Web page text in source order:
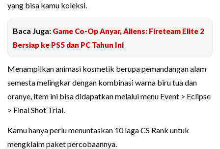
yang bisa kamu koleksi.
Baca Juga: Game Co-Op Anyar, Aliens: Fireteam Elite 2
Bersiap ke PS5 dan PC Tahun Ini
Menampilkan animasi kosmetik berupa pemandangan alam
semesta melingkar dengan kombinasi warna biru tua dan
oranye, item ini bisa didapatkan melalui menu Event > Eclipse
> Final Shot Trial.
Kamu hanya perlu menuntaskan 10 laga CS Rank untuk
mengklaim paket percobaannya.